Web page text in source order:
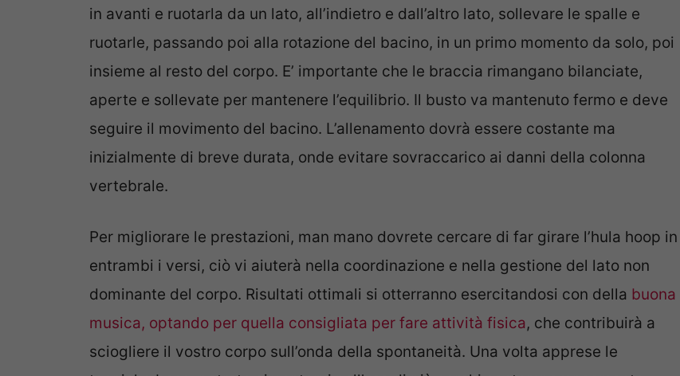
in avanti e ruotarla da un lato, all’indietro e dall’altro lato, sollevare le spalle e
ruotarle, passando poi alla rotazione del bacino, in un primo momento da solo, poi
insieme al resto del corpo. E’ importante che le braccia rimangano bilanciate,
aperte e sollevate per mantenere l’equilibrio. Il busto va mantenuto fermo e deve
seguire il movimento del bacino. L’allenamento dovrà essere costante ma
inizialmente di breve durata, onde evitare sovraccarico ai danni della colonna
vertebrale.
Per migliorare le prestazioni, man mano dovrete cercare di far girare l’hula hoop in
entrambi i versi, ciò vi aiuterà nella coordinazione e nella gestione del lato non
dominante del corpo. Risultati ottimali si otterranno esercitandosi con della buona
musica, optando per quella consigliata per fare attività fisica, che contribuirà a
sciogliere il vostro corpo sull’onda della spontaneità. Una volta apprese le